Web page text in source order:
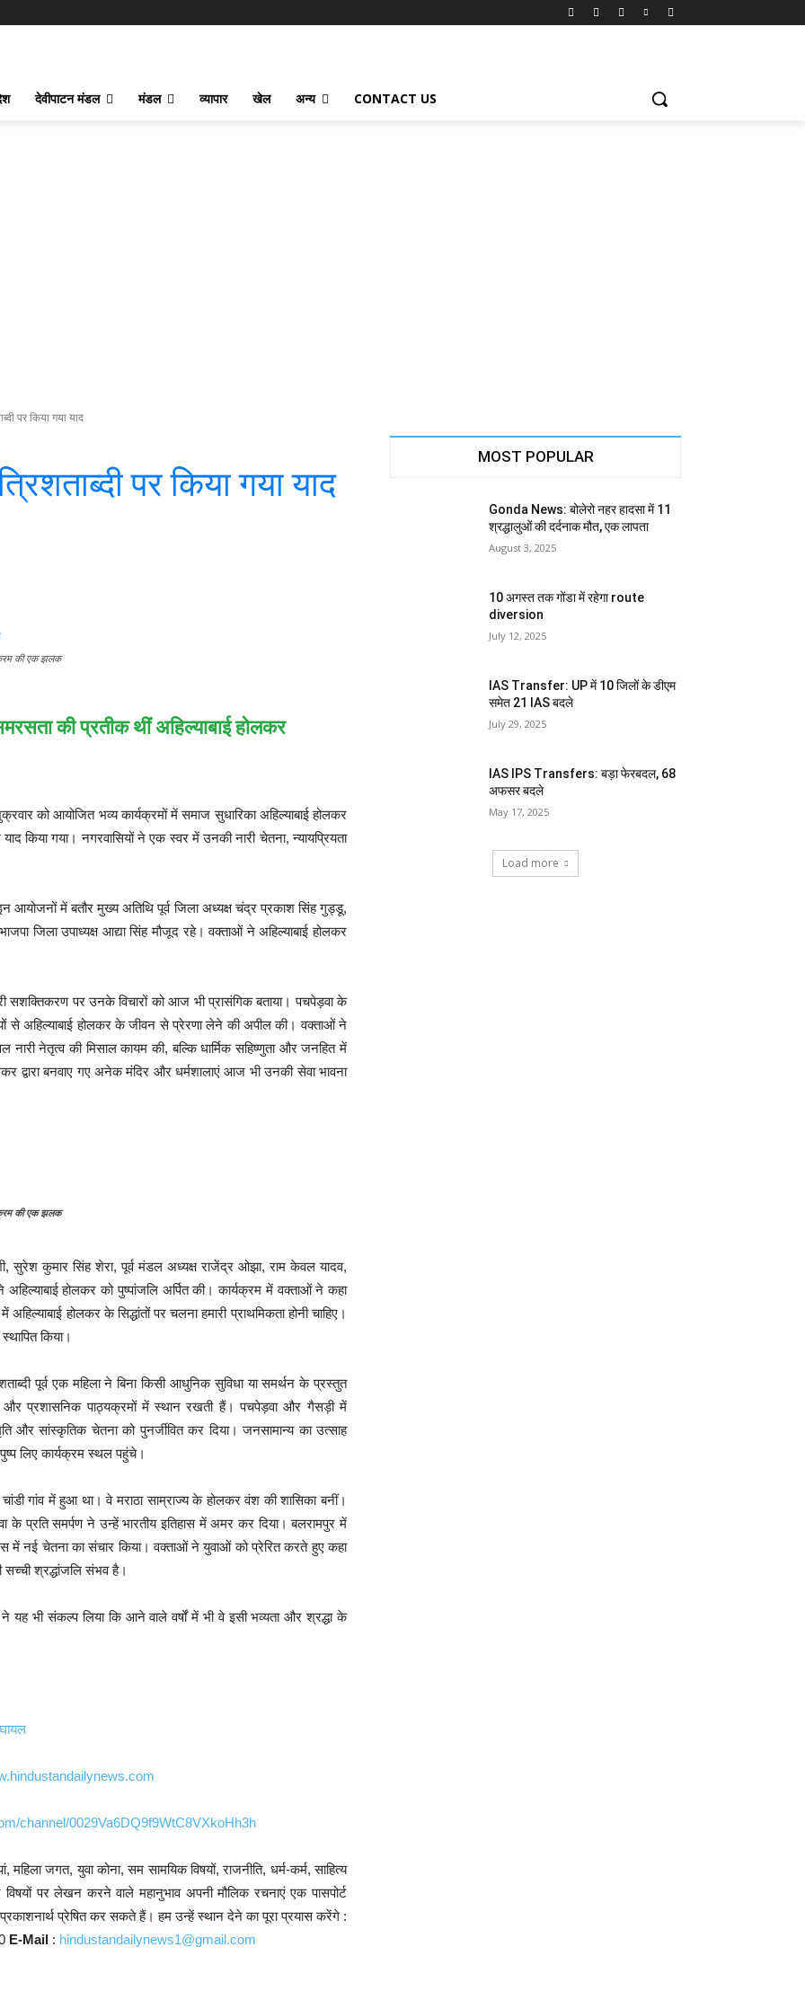
देवीपाटन मंडल मंडल व्यापार खेल अन्य CONTACT US
पर किया गया याद
पर किया गया याद
की एक झलक
की प्रतीक थीं अहिल्याबाई होलकर
को आयोजित भव्य कार्यक्रमों में समाज सुधारिका अहिल्याबाई होलकर
किया गया। नगरवासियों ने एक स्वर में उनकी नारी चेतना, न्यायप्रियता
आयोजनों में बतौर मुख्य अतिथि पूर्व जिला अध्यक्ष चंद्र प्रकाश सिंह गुड्डू,
जिला उपाध्यक्ष आद्या सिंह मौजूद रहे। वक्ताओं ने अहिल्याबाई होलकर
सशक्तिकरण पर उनके विचारों को आज भी प्रासंगिक बताया। पचपेड़वा के
से अहिल्याबाई होलकर के जीवन से प्रेरणा लेने की अपील की। वक्ताओं ने
नेतृत्व की मिसाल कायम की, बल्कि धार्मिक सहिष्णुता और जनहित में
द्वारा बनवाए गए अनेक मंदिर और धर्मशालाएं आज भी उनकी सेवा भावना
की एक झलक
सुरेश कुमार सिंह शेरा, पूर्व मंडल अध्यक्ष राजेंद्र ओझा, राम केवल यादव,
होलकर को पुष्पांजलि अर्पित की। कार्यक्रम में वक्ताओं ने कहा
होलकर के सिद्धांतों पर चलना हमारी प्राथमिकता होनी चाहिए।
किया।
पूर्व एक महिला ने बिना किसी आधुनिक सुविधा या समर्थन के प्रस्तुत
प्रशासनिक पाठ्यक्रमों में स्थान रखती हैं। पचपेड़वा और गैसड़ी में
और सांस्कृतिक चेतना को पुनर्जीवित कर दिया। जनसामान्य का उत्साह
लिए कार्यक्रम स्थल पहुंचे।
गांव में हुआ था। वे मराठा साम्राज्य के होलकर वंश की शासिका बनीं।
के प्रति समर्पण ने उन्हें भारतीय इतिहास में अमर कर दिया। बलरामपुर में
में नई चेतना का संचार किया। वक्ताओं ने युवाओं को प्रेरित करते हुए कहा
सच्ची श्रद्धांजलि संभव है।
भी संकल्प लिया कि आने वाले वर्षों में भी वे इसी भव्यता और श्रद्धा के
channel/0029Va6DQ9f9WtC8VXkoHh3h
जगत, युवा कोना, सम सामयिक विषयों, राजनीति, धर्म-कर्म, साहित्य
पर लेखन करने वाले महानुभाव अपनी मौलिक रचनाएं एक पासपोर्ट
प्रेषित कर सकते हैं। हम उन्हें स्थान देने का पूरा प्रयास करेंगे :
E-Mail : hindustandailynews1@gmail.com
MOST POPULAR
Gonda News: बोलेरो नहर हादसा में 11
श्रद्धालुओं की दर्दनाक मौत, एक लापता
August 3, 2025
10 अगस्त तक गोंडा में रहेगा route
diversion
July 12, 2025
IAS Transfer: UP में 10 जिलों के डीएम
समेत 21 IAS बदले
July 29, 2025
IAS IPS Transfers: बड़ा फेरबदल, 68
अफसर बदले
May 17, 2025
Load more